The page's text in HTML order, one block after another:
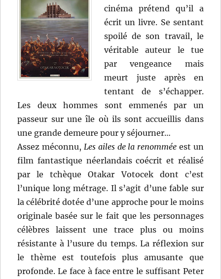
cinéma prétend qu’il a
écrit un livre. Se sentant
spoilé de son travail, le
véritable auteur le tue
par vengeance mais
meurt juste après en
tentant de s’échapper.
Les deux hommes sont emmenés par un
passeur sur une île où ils sont accueillis dans
une grande demeure pour y séjourner…
Assez méconnu, Les ailes de la renommée est un
film fantastique néerlandais coécrit et réalisé
par le tchèque Otakar Votocek dont c’est
l’unique long métrage. Il s’agit d’une fable sur
la célébrité dotée d’une approche pour le moins
originale basée sur le fait que les personnages
célèbres laissent une trace plus ou moins
résistante à l’usure du temps. La réflexion sur
le thème est toutefois plus amusante que
profonde. Le face à face entre le suffisant Peter